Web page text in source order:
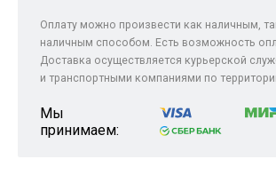
Оплату можно произвести как наличным,
наличным способом. Есть возможность
Доставка осуществляется курьерской
и транспортными компаниями по
Мы
принимаем: